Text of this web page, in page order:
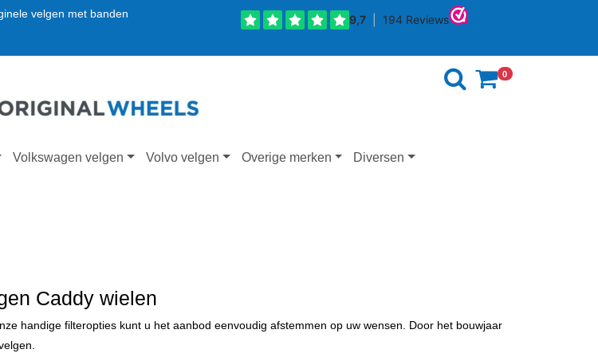
velgen met banden
0
Volkswagen velgen Volvo velgen Overige merken Diversen
Caddy wielen
handige filteropties kunt u het aanbod eenvoudig afstemmen op uw wensen. Door het bouwjaar